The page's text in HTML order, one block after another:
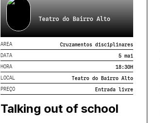
Teatro do Bairro Alto
AREA
Cruzamentos disciplinares
DATA
5 mai
HORA
18:30H
LOCAL
Teatro do Bairro Alto
PREÇO
Entrada livre
Talking out of school